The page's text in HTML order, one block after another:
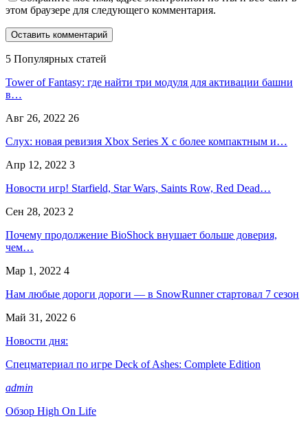
этом браузере для следующего комментария.
5 Популярных статей
Tower of Fantasy: где найти три модуля для активации башни
в…
Авг 26, 2022 26
Слух: новая ревизия Xbox Series X с более компактным и…
Апр 12, 2022 3
Новости игр! Starfield, Star Wars, Saints Row, Red Dead…
Сен 28, 2023 2
Почему продолжение BioShock внушает больше доверия,
чем…
Мар 1, 2022 4
Нам любые дороги дороги — в SnowRunner стартовал 7 сезон
Май 31, 2022 6
Новости дня:
Спецматериал по игре Deck of Ashes: Complete Edition
admin
Обзор High On Life